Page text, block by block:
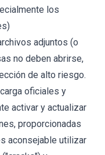
los
adjuntos (o
no deben abrirse,
de alto riesgo.
oficiales y
activar y actualizar
proporcionadas
aconsejable utilizar